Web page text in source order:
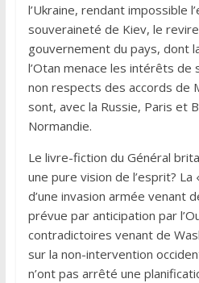
l’Ukraine, rendant impossible
souveraineté de Kiev, le
gouvernement du pays, dont
l’Otan menace les intérêts
non respects des accords de
sont, avec la Russie, Paris et
Normandie.
Le livre-fiction du Général
une pure vision de l’esprit?
d’une invasion armée venant
prévue par anticipation par
contradictoires venant de
sur la non-intervention
n’ont pas arrêté une